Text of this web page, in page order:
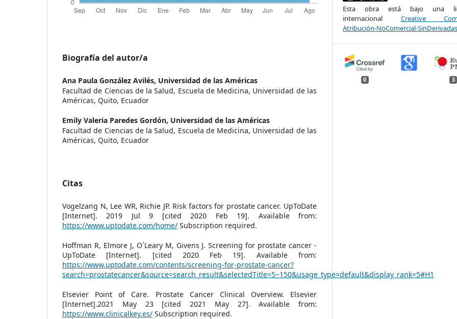
Biografía del autor/a
Ana Paula González Avilés, Universidad de las Américas
Facultad de Ciencias de la Salud, Escuela de Medicina, Universidad de las
Américas, Quito, Ecuador
Emily Valeria Paredes Gordón, Universidad de las Américas
Facultad de Ciencias de la Salud, Escuela de Medicina, Universidad de las
Américas, Quito, Ecuador
Citas
Vogelzang N, Lee WR, Richie JP. Risk factors for prostate cancer. UpToDate
[Internet]. 2019 Jul 9 [cited 2020 Feb 19]. Available from:
https://www.uptodate.com/home/ Subscription required.
Hoffman R, Elmore J, O´Leary M, Givens J. Screening for prostate cancer -
UpToDate [Internet]. [cited 2020 Feb 19]. Available from:
https://www.uptodate.com/contents/screening-for-prostate-cancer?
search=prostatecancer&source=search_result&selectedTitle=5~150&usage_type=default&display_rank=5#H1
Elsevier Point of Care. Prostate Cancer Clinical Overview. Elsevier
[Internet].2021 May 23 [cited 2021 May 27]. Available from:
https://www.clinicalkey.es/ Subscription required.
Esta obra está bajo una
internacional Creative
Atribución-NoComercial-
0 3